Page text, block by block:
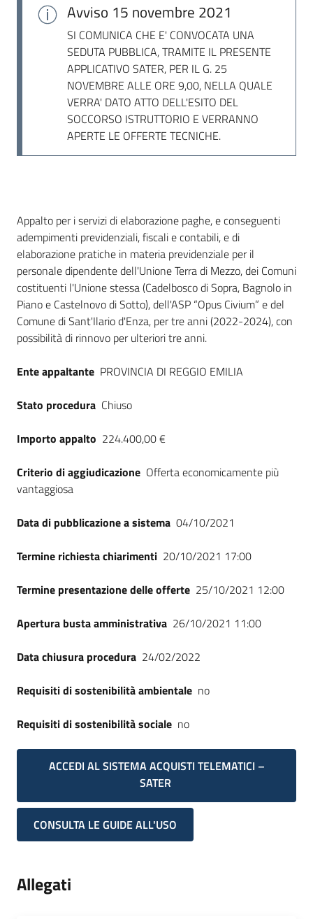
Avviso 15 novembre 2021
SI COMUNICA CHE E' CONVOCATA UNA
SEDUTA PUBBLICA, TRAMITE IL PRESENTE
APPLICATIVO SATER, PER IL G. 25
NOVEMBRE ALLE ORE 9,00, NELLA QUALE
VERRA' DATO ATTO DELL'ESITO DEL
SOCCORSO ISTRUTTORIO E VERRANNO
APERTE LE OFFERTE TECNICHE.
Dati del bando
Appalto per i servizi di elaborazione paghe, e conseguenti
adempimenti previdenziali, fiscali e contabili, e di
elaborazione pratiche in materia previdenziale per il
personale dipendente dell'Unione Terra di Mezzo, dei Comuni
costituenti l'Unione stessa (Cadelbosco di Sopra, Bagnolo in
Piano e Castelnovo di Sotto), dell'ASP “Opus Civium” e del
Comune di Sant'Ilario d'Enza, per tre anni (2022-2024), con
possibilità di rinnovo per ulteriori tre anni.
Ente appaltante PROVINCIA DI REGGIO EMILIA
Stato procedura Chiuso
Importo appalto 224.400,00 €
Criterio di aggiudicazione Offerta economicamente più
vantaggiosa
Data di pubblicazione a sistema 04/10/2021
Termine richiesta chiarimenti 20/10/2021 17:00
Termine presentazione delle offerte 25/10/2021 12:00
Apertura busta amministrativa 26/10/2021 11:00
Data chiusura procedura 24/02/2022
Requisiti di sostenibilità ambientale no
Requisiti di sostenibilità sociale no
ACCEDI AL SISTEMA ACQUISTI TELEMATICI –
SATER
CONSULTA LE GUIDE ALL'USO
Allegati